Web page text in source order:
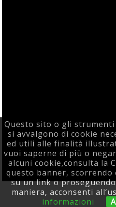
Powered F5 Group
Questo sito o gli
si avvalgono di cookie
ed utili alle finalità
vuoi saperne di più o
alcuni cookie,consulta la
questo banner, scorrendo
su un link o
maniera, acconsenti
informazioni